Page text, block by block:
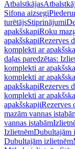
Atbalstkājas
Sifona aizsegi
turētājsStiprinājumi
apakšskapiRoku
apakšskapiRezerves
komplekti ar
daļas paredzētas:
komplekti ar
komplekti ar
apakšskapiRezerves
komplekti ar
apakšskapjiRezerves
mazām vannas
vannas istabām
IzlietnēmDubultajām
Dubultajām izlietnēm